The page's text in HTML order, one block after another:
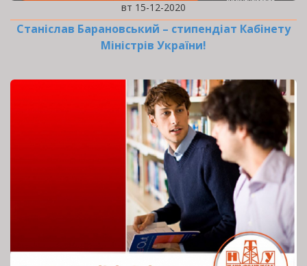
вт 15-12-2020
Станіслав Барановський – стипендіат Кабінету
Міністрів України!